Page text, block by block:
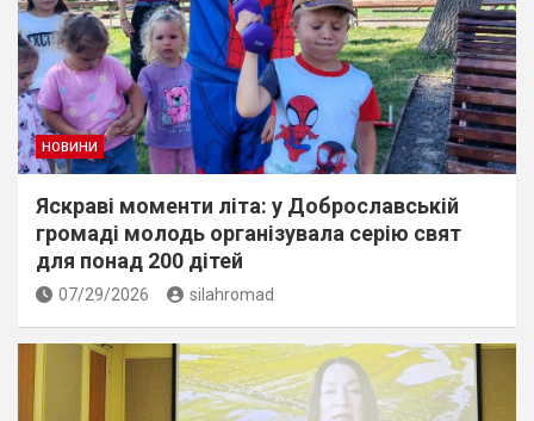
НОВИНИ
Яскраві моменти літа: у Доброславській
громаді молодь організувала серію свят
для понад 200 дітей
07/29/2026 silahromad